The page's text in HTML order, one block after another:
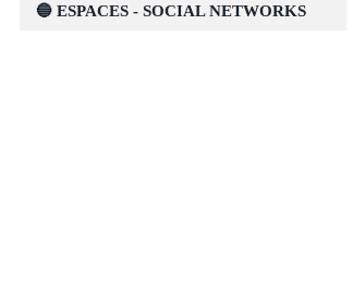
🔵 ESPACES - SOCIAL NETWORKS